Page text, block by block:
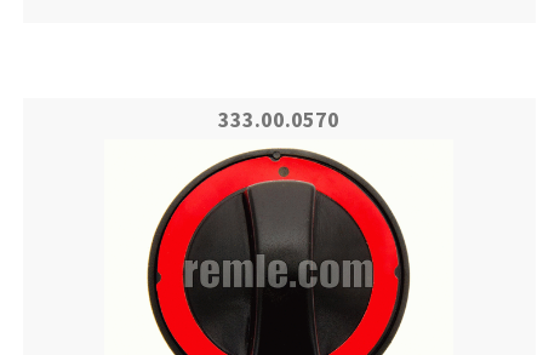
333.00.0570